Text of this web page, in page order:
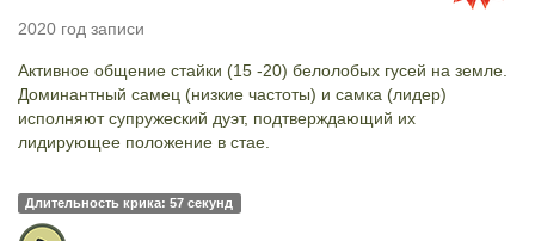
2020 год записи
Активное общение стайки (15 -20) белолобых гусей на земле.
Доминантный самец (низкие частоты) и самка (лидер)
исполняют супружеский дуэт, подтверждающий их
лидирующее положение в стае.
Длительность крика: 57 секунд